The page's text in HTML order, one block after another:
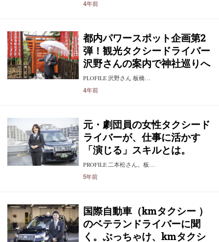
4年前
都内パワースポット企画第2
弾！観光タクシードライバー
沢野さんの案内で神社巡りへ
PLOFILE 沢野さん 板橋…
4年前
元・劇団員の女性タクシード
ライバーが、仕事に活かす
「演じる」スキルとは。
PROFILE 二本松さん。板…
5年前
国際自動車（kmタクシー ）
のベテランドライバーに聞
く。ぶっちゃけ、kmタクシ